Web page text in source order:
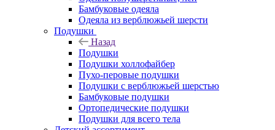
Бамбуковые одеяла
Одеяла из верблюжьей шерсти
Подушки
Назад
Подушки
Подушки холлофайбер
Пухо-перовые подушки
Подушки с верблюжьей шерстью
Бамбуковые подушки
Ортопедические подушки
Подушки для всего тела